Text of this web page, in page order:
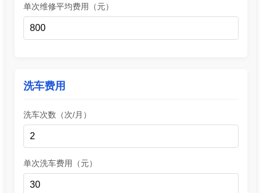
单次维修平均费用（元）
洗车费用
洗车次数（次/月）
单次洗车费用（元）